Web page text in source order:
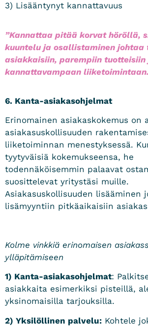
3) Lisääntynyt kannattavuus
”Kannattaa pitää korvat höröllä,
kuuntelu ja osallistaminen johtaa
asiakkaisiin, parempiin tuotteisiin
kannattavampaan liiketoimintaan.
6. Kanta-asiakasohjelmat
Erinomainen asiakaskokemus on
asiakasuskollisuuden
liiketoiminnan menestyksessä.
tyytyväisiä kokemukseensa, he
todennäköisemmin palaavat
suosittelevat yritystäsi muille.
Asiakasuskollisuuden lisääminen
lisämyyntiin pitkäaikaisiin
Kolme vinkkiä erinomaisen
ylläpitämiseen
1) Kanta-asiakasohjelmat:
asiakkaita esimerkiksi pisteillä,
yksinomaisilla tarjouksilla.
2) Yksilöllinen palvelu: Kohtele